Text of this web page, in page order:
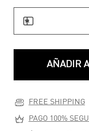

AÑADIR
 FREE SHIPPING
 PAGO 100%